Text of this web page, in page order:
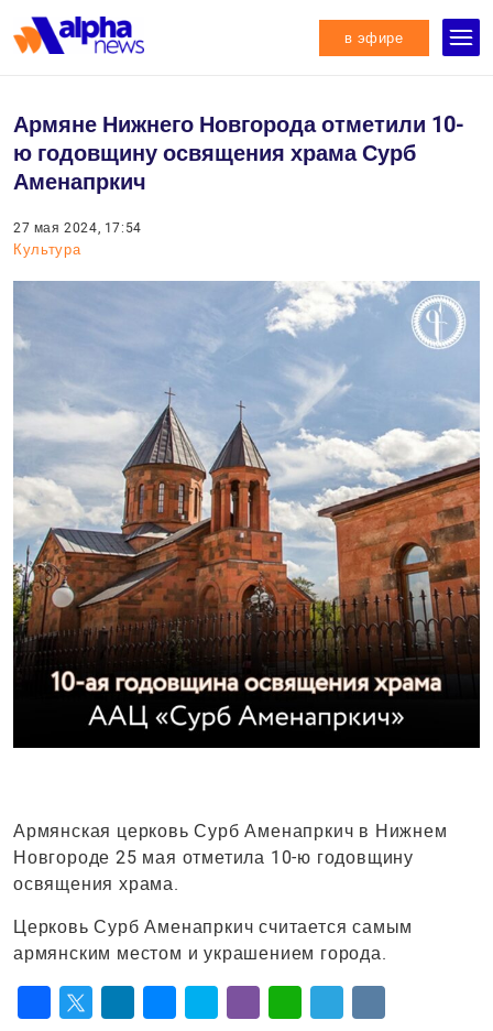
в эфире
Армяне Нижнего Новгорода отметили 10-
ю годовщину освящения храма Сурб
Аменапркич
27 мая 2024, 17:54
Культура
Армянская церковь Сурб Аменапркич в Нижнем
Новгороде 25 мая отметила 10-ю годовщину
освящения храма.
Церковь Сурб Аменапркич считается самым
армянским местом и украшением города.